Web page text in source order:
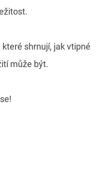
shrnují, jak vtipné
může být.